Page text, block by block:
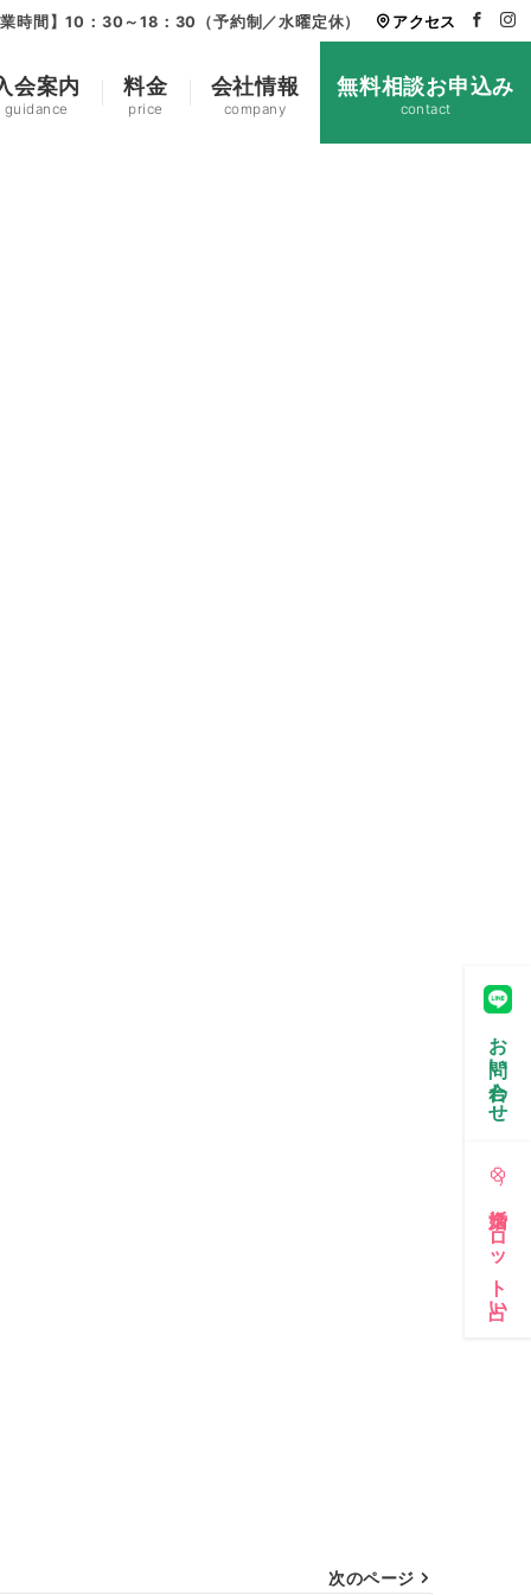
時間】10：30～18：30（予約制／水曜定休） アクセス
会案内
guidance
料金
price
会社情報
company
無料相談お申込み
contact
次のページ
お問い合わせ
婚活タロット占い